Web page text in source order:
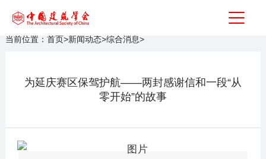
当前位置： 首页>新闻动态>综合消息>
为延庆赛区保驾护航——两封感谢信和一段“从
零开始”的故事